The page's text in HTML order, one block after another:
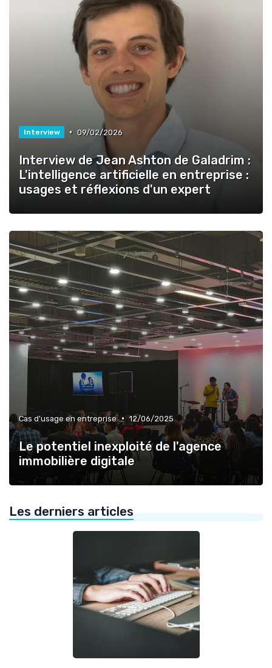
Interview • 09/02/2026
Interview de Jean Ashton de Galadrim :
L'intelligence artificielle en entreprise :
usages et réflexions d'un expert
Cas d'usage en entreprise • 12/06/2025
Le potentiel inexploité de l'agence
immobilière digitale
Les derniers articles